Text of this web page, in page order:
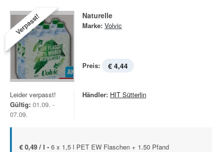
Verpasst! Naturelle
Marke: Volvic
Preis: € 4,44
Leider verpasst!
Gültig: 01.09. -
07.09.
Händler: HIT Sütterlin
€ 0,49 / l - 6 x 1,5 l PET EW Flaschen + 1.50 Pfand